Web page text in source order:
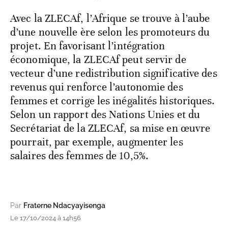
Avec la ZLECAf, l’Afrique se trouve à l’aube
d’une nouvelle ère selon les promoteurs du
projet. En favorisant l’intégration
économique, la ZLECAf peut servir de
vecteur d’une redistribution significative des
revenus qui renforce l’autonomie des
femmes et corrige les inégalités historiques.
Selon un rapport des Nations Unies et du
Secrétariat de la ZLECAf, sa mise en œuvre
pourrait, par exemple, augmenter les
salaires des femmes de 10,5%.
Par Fraterne Ndacyayisenga
Le 17/10/2024 à 14h56